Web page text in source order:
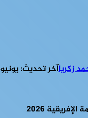
زكرياآخر تحديث: يونيو 9, 2026